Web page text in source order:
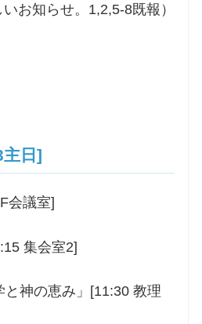
いお知らせ。1,2,5-8既報）
日]
会議室]
集会室2]
と神の恵み」[11:30 教理